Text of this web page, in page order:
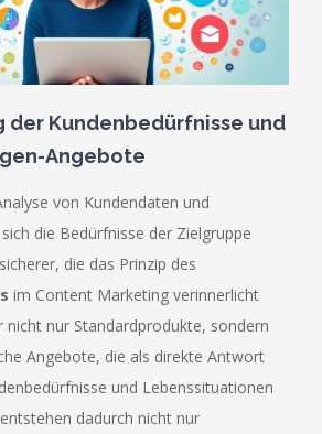
der Kundenbedürfnisse und
Angebote
von Kundendaten und
die Bedürfnisse der Zielgruppe
die das Prinzip des
im Content Marketing verinnerlicht
nicht nur Standardprodukte, sondern
Angebote, die als direkte Antwort
und Lebenssituationen
dadurch nicht nur